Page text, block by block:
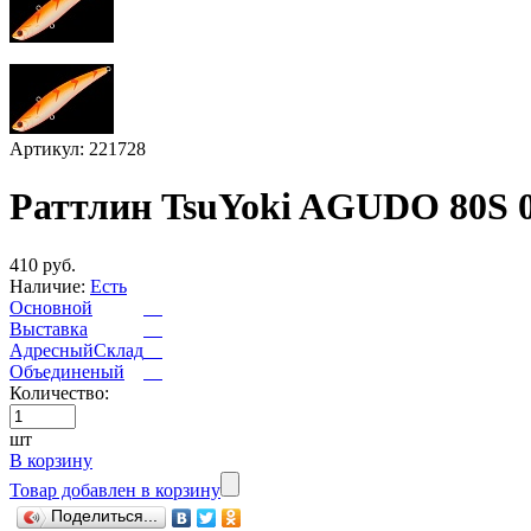
Артикул: 221728
Раттлин TsuYoki AGUDO 80S
410 руб.
Наличие: Есть
Основной
Выставка
АдресныйСклад
Объединеный
Количество:
шт
В корзину
Товар добавлен в корзину
Поделиться...